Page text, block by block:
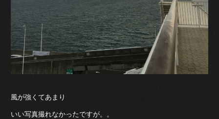
風が強くてあまり
いい写真撮れなかったですが。。